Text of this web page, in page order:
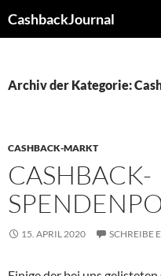
Inhalt
CashbackJournal
Archiv der Kategorie:
CASHBACK-MARKT
CASHBACK-
15. APRIL 2020 SCHREIBE